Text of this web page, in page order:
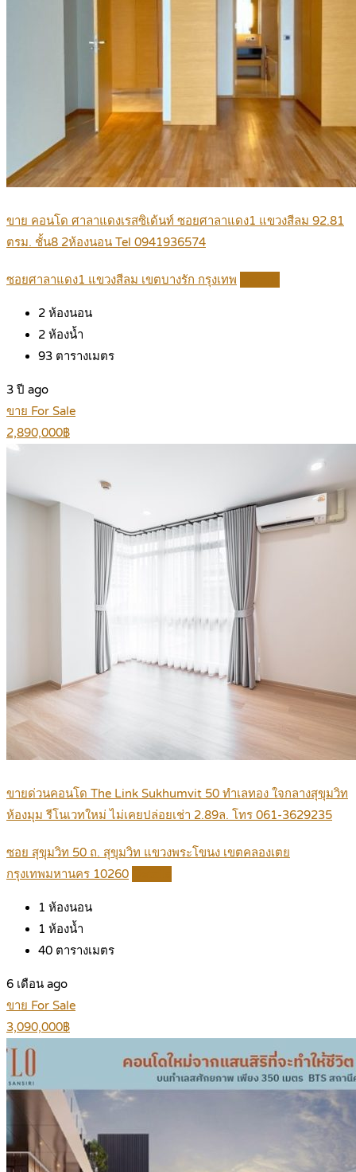
ขาย คอนโด ศาลาแดงเรสซิเด้นท์ ซอยศาลาแดง1 แขวงสีลม 92.81
ตรม. ชั้น8 2ห้องนอน Tel 0941936574
ซอยศาลาแดง1 แขวงสีลม เขตบางรัก กรุงเทพ
2 ห้องนอน
2 ห้องน้ำ
93 ตารางเมตร
3 ปี ago
ขาย For Sale
2,890,000฿
ขายด่วนคอนโด The Link Sukhumvit 50 ทำเลทอง ใจกลางสุขุมวิท
ห้องมุม รีโนเวทใหม่ ไม่เคยปล่อยเช่า 2.89ล. โทร 061-3629235
ซอย สุขุมวิท 50 ถ. สุขุมวิท แขวงพระโขนง เขตคลองเตย
กรุงเทพมหานคร 10260
1 ห้องนอน
1 ห้องน้ำ
40 ตารางเมตร
6 เดือน ago
ขาย For Sale
3,090,000฿